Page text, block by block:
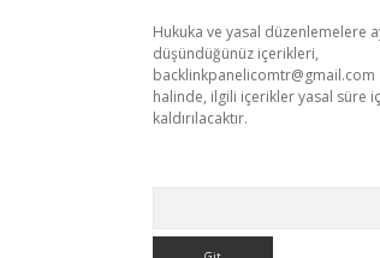
Hukuka ve yasal düzenlemelere
düşündüğünüz içerikleri,
backlinkpanelicomtr@gmail.com
halinde, ilgili içerikler yasal süre
kaldırılacaktır.